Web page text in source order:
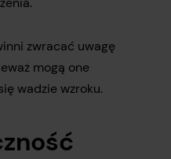
zwracać uwagę
mogą one
wadzie wzroku.